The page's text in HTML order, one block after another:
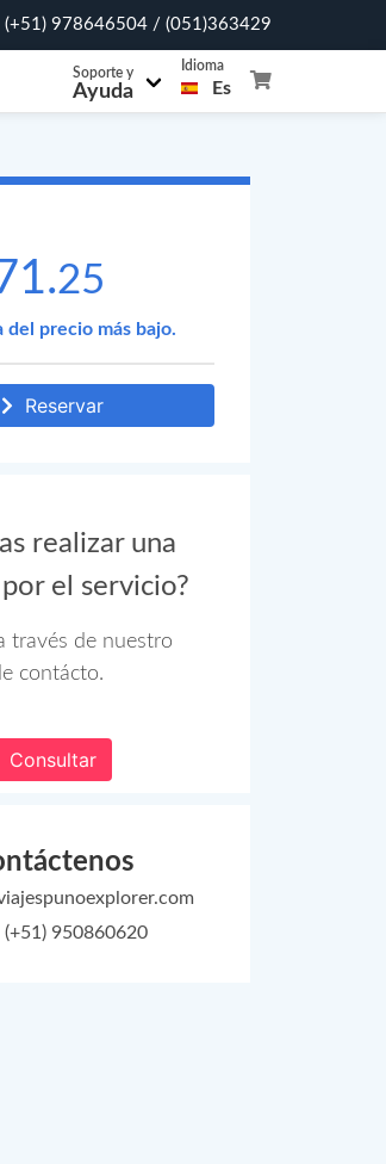
978646504 / (051)363429
Soporte y
Ayuda
Idioma
Es
25
del precio más bajo.
Reservar
realizar una
el servicio?
través de nuestro
contácto.
Consultar
950860620